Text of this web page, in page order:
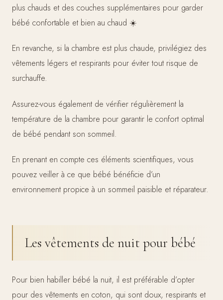
plus chauds et des couches supplémentaires pour garder
bébé confortable et bien au chaud ☀️
En revanche, si la chambre est plus chaude, privilégiez des
vêtements légers et respirants pour éviter tout risque de
surchauffe.
Assurez-vous également de vérifier régulièrement la
température de la chambre pour garantir le confort optimal
de bébé pendant son sommeil.
En prenant en compte ces éléments scientifiques, vous
pouvez veiller à ce que bébé bénéficie d’un
environnement propice à un sommeil paisible et réparateur.
Les vêtements de nuit pour bébé
Pour bien habiller bébé la nuit, il est préférable d’opter
pour des vêtements en coton, qui sont doux, respirants et